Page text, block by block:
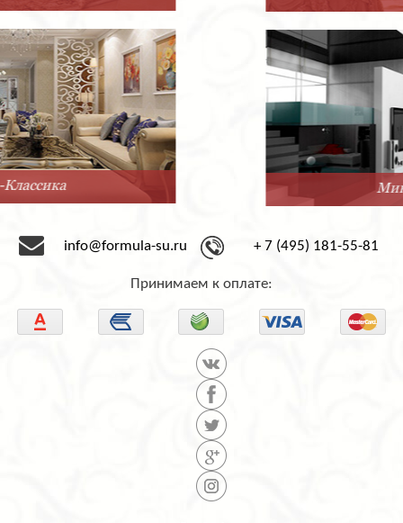
info@formula-su.ru + 7 (495) 181-55-81
Принимаем к оплате: